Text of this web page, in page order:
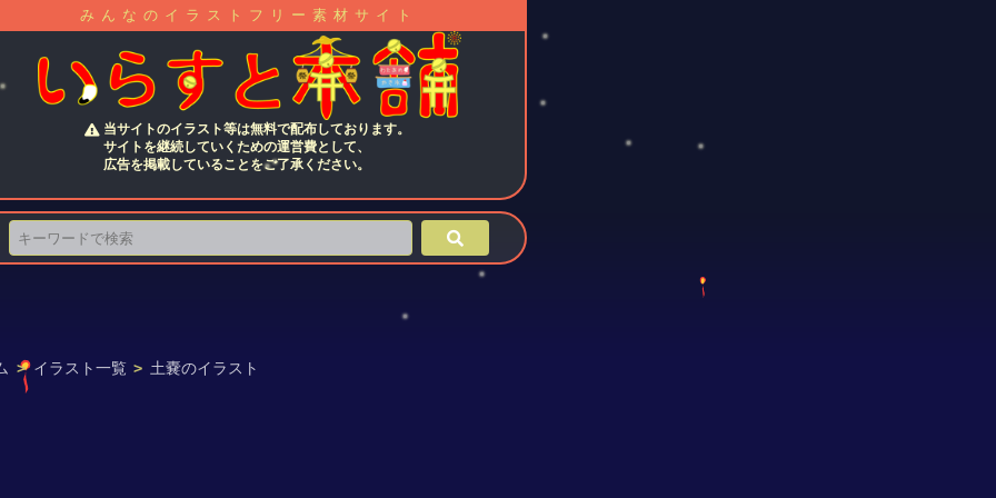
みんなのイラストフリー素材サイト
当サイトのイラスト等は無料で配布しております。
サイトを継続していくための運営費として、
広告を掲載していることをご了承ください。
> イラスト一覧 > 土嚢のイラスト